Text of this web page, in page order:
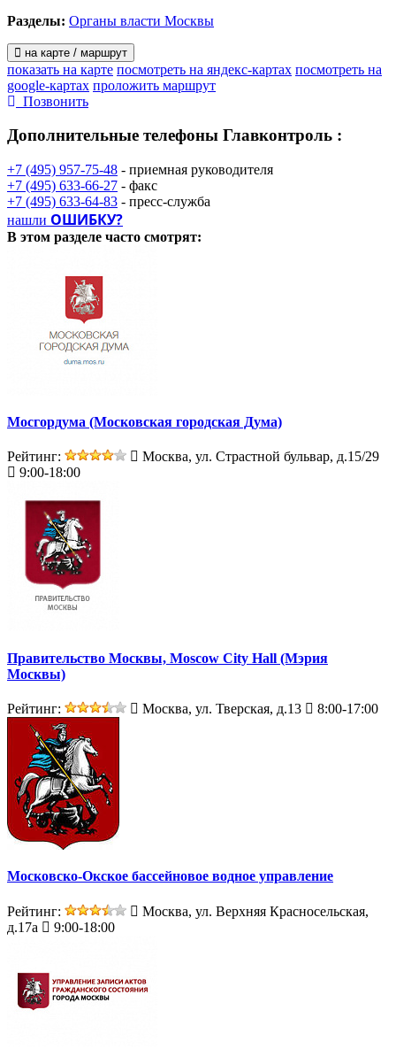
Разделы: Органы власти Москвы
на карте / маршрут
показать на карте посмотреть на яндекс-картах посмотреть на
google-картах проложить маршрут
Позвонить
Дополнительные телефоны Главконтроль :
+7 (495) 957-75-48 - приемная руководителя
+7 (495) 633-66-27 - факс
+7 (495) 633-64-83 - пресс-служба
нашли ОШИБКУ?
В этом разделе часто смотрят:
Мосгордума (Московская городская Дума)
Рейтинг:
Москва, ул. Страстной бульвар, д.15/29
9:00-18:00
Правительство Москвы, Moscow City Hall (Мэрия
Москвы)
Рейтинг: Москва, ул. Тверская, д.13 8:00-17:00
Московско-Окское бассейновое водное управление
Рейтинг:
Москва, ул. Верхняя Красносельская,
д.17а
9:00-18:00